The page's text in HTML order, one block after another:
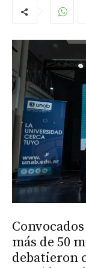
más de 50
debatieron